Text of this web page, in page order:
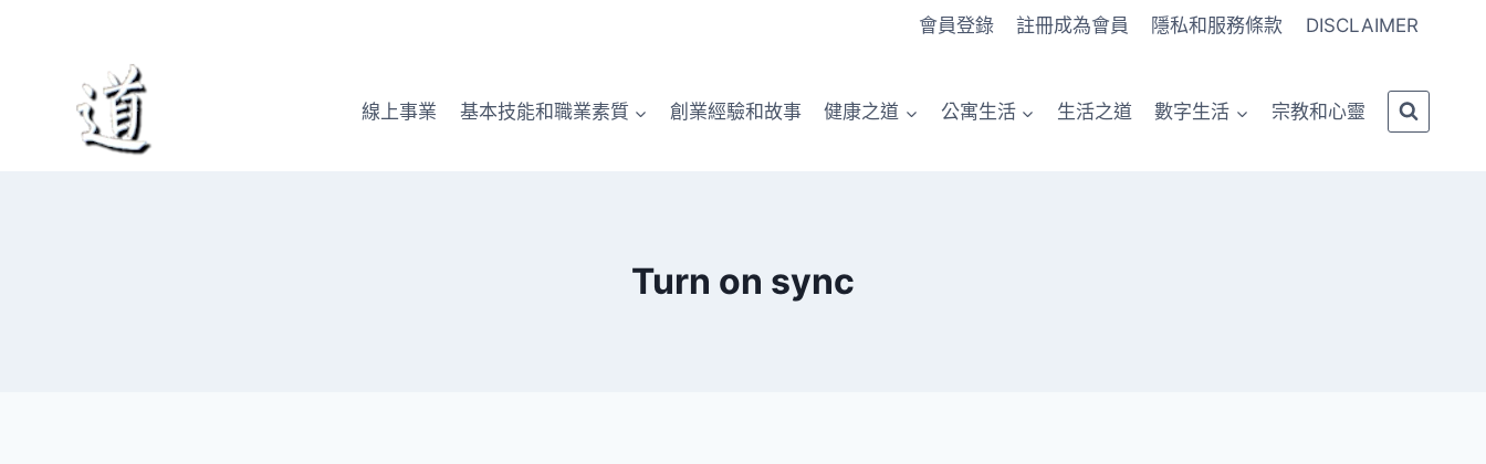
會員登錄 註冊成為會員 隱私和服務條款 DISCLAIMER
線上事業 基本技能和職業素質 創業經驗和故事 健康之道 公寓生活 生活之道 數字生活 宗教和心靈
Turn on sync